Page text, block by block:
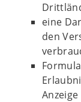
eine
den